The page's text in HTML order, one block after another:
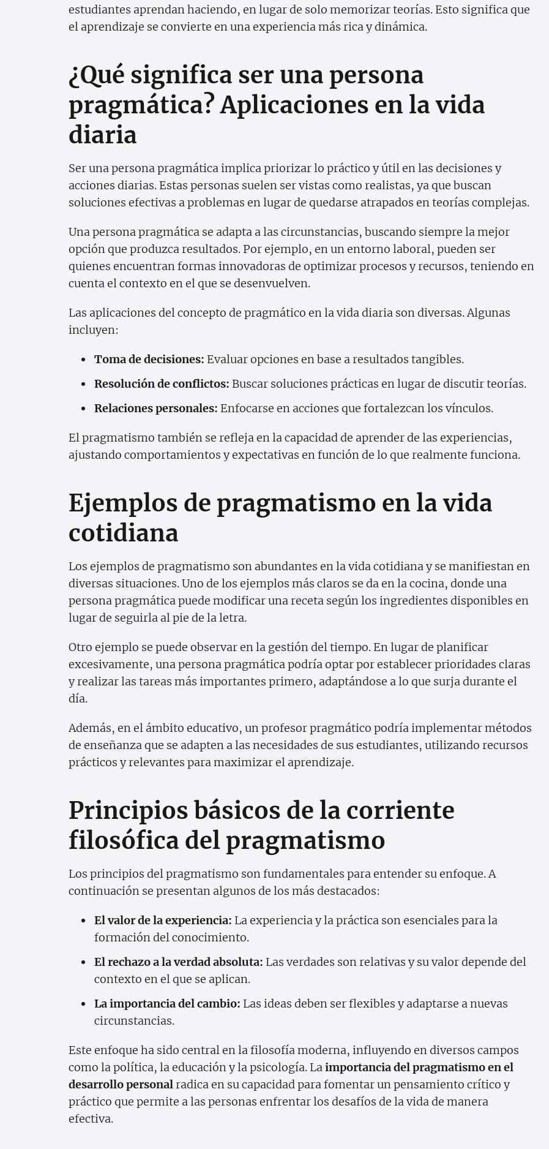
estudiantes aprendan haciendo, en lugar de solo memorizar teorías. Esto significa que
el aprendizaje se convierte en una experiencia más rica y dinámica.
¿Qué significa ser una persona
pragmática? Aplicaciones en la vida
diaria
Ser una persona pragmática implica priorizar lo práctico y útil en las decisiones y
acciones diarias. Estas personas suelen ser vistas como realistas, ya que buscan
soluciones efectivas a problemas en lugar de quedarse atrapados en teorías complejas.
Una persona pragmática se adapta a las circunstancias, buscando siempre la mejor
opción que produzca resultados. Por ejemplo, en un entorno laboral, pueden ser
quienes encuentran formas innovadoras de optimizar procesos y recursos, teniendo en
cuenta el contexto en el que se desenvuelven.
Las aplicaciones del concepto de pragmático en la vida diaria son diversas. Algunas
incluyen:
Toma de decisiones: Evaluar opciones en base a resultados tangibles.
Resolución de conflictos: Buscar soluciones prácticas en lugar de discutir teorías.
Relaciones personales: Enfocarse en acciones que fortalezcan los vínculos.
El pragmatismo también se refleja en la capacidad de aprender de las experiencias,
ajustando comportamientos y expectativas en función de lo que realmente funciona.
Ejemplos de pragmatismo en la vida
cotidiana
Los ejemplos de pragmatismo son abundantes en la vida cotidiana y se manifiestan en
diversas situaciones. Uno de los ejemplos más claros se da en la cocina, donde una
persona pragmática puede modificar una receta según los ingredientes disponibles en
lugar de seguirla al pie de la letra.
Otro ejemplo se puede observar en la gestión del tiempo. En lugar de planificar
excesivamente, una persona pragmática podría optar por establecer prioridades claras
y realizar las tareas más importantes primero, adaptándose a lo que surja durante el
día.
Además, en el ámbito educativo, un profesor pragmático podría implementar métodos
de enseñanza que se adapten a las necesidades de sus estudiantes, utilizando recursos
prácticos y relevantes para maximizar el aprendizaje.
Principios básicos de la corriente
filosófica del pragmatismo
Los principios del pragmatismo son fundamentales para entender su enfoque. A
continuación se presentan algunos de los más destacados:
El valor de la experiencia: La experiencia y la práctica son esenciales para la
formación del conocimiento.
El rechazo a la verdad absoluta: Las verdades son relativas y su valor depende del
contexto en el que se aplican.
La importancia del cambio: Las ideas deben ser flexibles y adaptarse a nuevas
circunstancias.
Este enfoque ha sido central en la filosofía moderna, influyendo en diversos campos
como la política, la educación y la psicología. La importancia del pragmatismo en el
desarrollo personal radica en su capacidad para fomentar un pensamiento crítico y
práctico que permite a las personas enfrentar los desafíos de la vida de manera
efectiva.